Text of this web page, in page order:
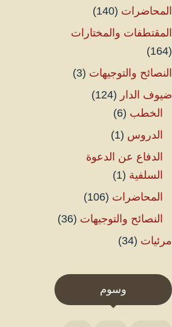
المحاضرات (140)
المقتطفات والمختارات
(164)
النصائح والتوجيهات (3)
ضيوف الدار (124)
الخطب (6)
الدروس (1)
الدفاع عن الدعوة
السلفية (1)
المحاضرات (106)
النصائح والتوجيهات (36)
مرئيات (34)
وسوم